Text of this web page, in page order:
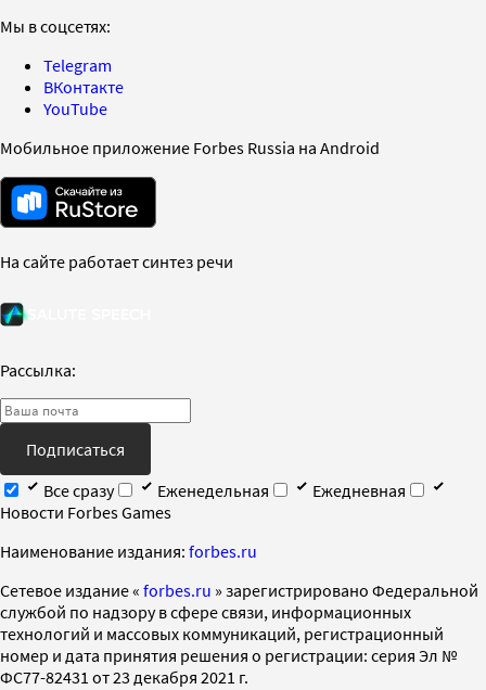
Мы в соцсетях:
Telegram
ВКонтакте
YouTube
Мобильное приложение Forbes Russia на Android
На сайте работает синтез речи
Рассылка:
Подписаться
Все сразу
Еженедельная
Ежедневная
Новости Forbes Games
Наименование издания: forbes.ru
Cетевое издание « forbes.ru » зарегистрировано Федеральной
службой по надзору в сфере связи, информационных
технологий и массовых коммуникаций, регистрационный
номер и дата принятия решения о регистрации: серия Эл №
ФС77-82431 от 23 декабря 2021 г.